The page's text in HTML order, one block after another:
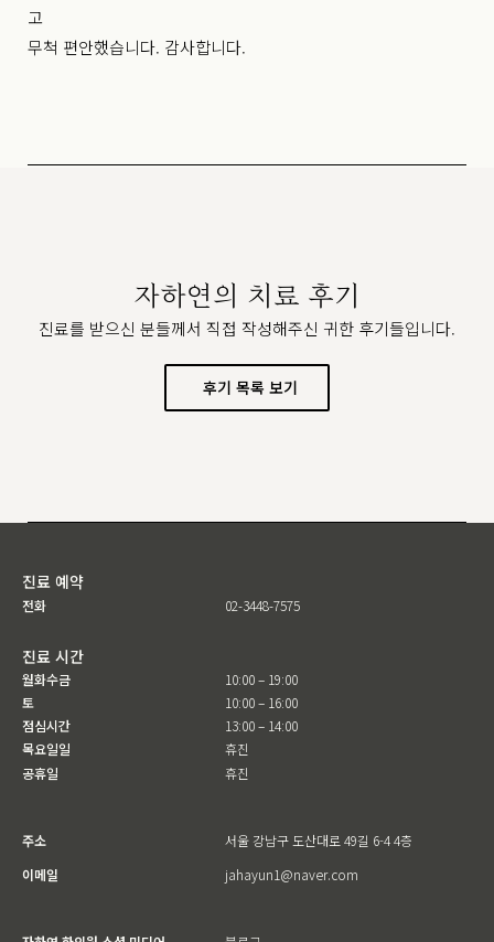
고
무척 편안했습니다. 감사합니다.
자하연의 치료 후기
진료를 받으신 분들께서 직접 작성해주신 귀한 후기들입니다.
후기 목록 보기
진료 예약
전화 02-3448-7575
진료 시간
월화수금
토
점심시간
목요일일
공휴일
10:00 – 19:00
10:00 – 16:00
13:00 – 14:00
휴진
휴진
주소
서울 강남구 도산대로 49길 6-4 4층
이메일
jahayun1@naver.com